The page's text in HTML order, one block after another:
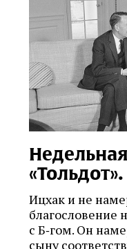
Ицхак и не
благословение
с Б‑гом. Он
сыну